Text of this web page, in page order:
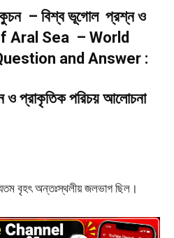
– বিশ্ব ভূগোল প্রশ্ন ও
Aral Sea – World
and Answer :
ও প্রাকৃতিক পরিচয় আলোচনা
বৃহৎ অন্তঃস্থলীয় জলভাগ ছিল।